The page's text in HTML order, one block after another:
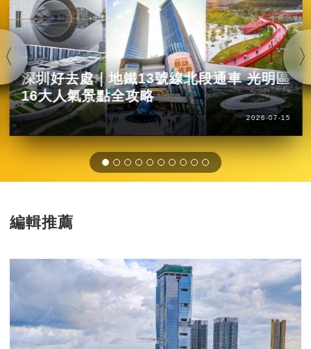
深圳好去處｜地鐵13號線北段通車 光明區
16大人氣景點全攻略
2026-07-15
編輯推薦